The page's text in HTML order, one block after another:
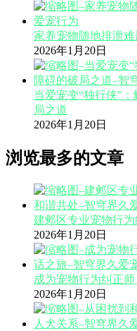
家养宠物随地排泄
2026年1月20日
当爱宠变“独行侠”
局之道
2026年1月20日
浏览最多的文章
建邺区专业宠物行
2026年1月20日
成为宠物行为纠正
2026年1月20日